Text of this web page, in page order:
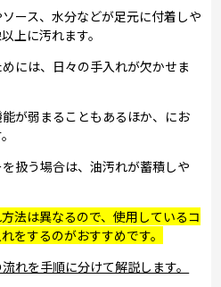
ース、水分などが足元に付着しや
上に汚れます。
には、日々の手入れが欠かせま
が弱まることもあるほか、にお
扱う場合は、油汚れが蓄積しや
法は異なるので、使用しているコ
をするのがおすすめです。
れを手順に分けて解説します。